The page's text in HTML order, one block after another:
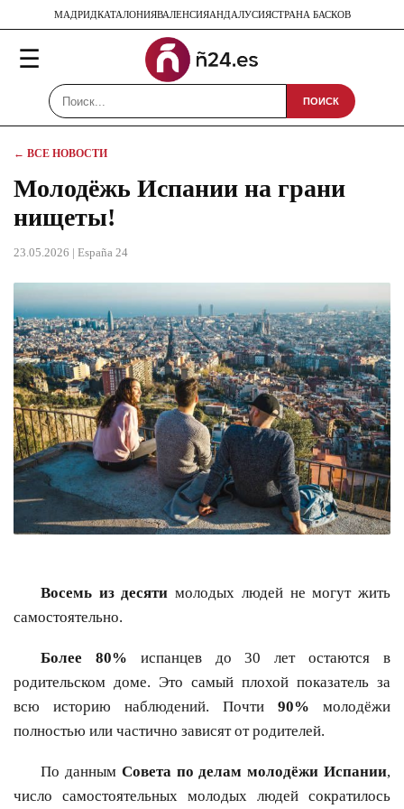
МАДРИДКАТАЛОНИЯВАЛЕНСИЯАНДАЛУСИЯСТРАНА БАСКОВ
☰
ПОИСК
← ВСЕ НОВОСТИ
Молодёжь Испании на грани
нищеты!
23.05.2026 | España 24
Восемь из десяти молодых людей не могут жить
самостоятельно.
Более 80% испанцев до 30 лет остаются в
родительском доме. Это самый плохой показатель за
всю историю наблюдений. Почти 90% молодёжи
полностью или частично зависят от родителей.
По данным Совета по делам молодёжи Испании,
число самостоятельных молодых людей сократилось